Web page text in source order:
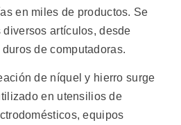
en miles de productos. Se
artículos, desde
de computadoras.
de níquel y hierro surge
en utensilios de
equipos